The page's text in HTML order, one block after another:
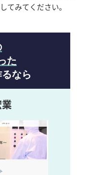
てみてください。
た
なら